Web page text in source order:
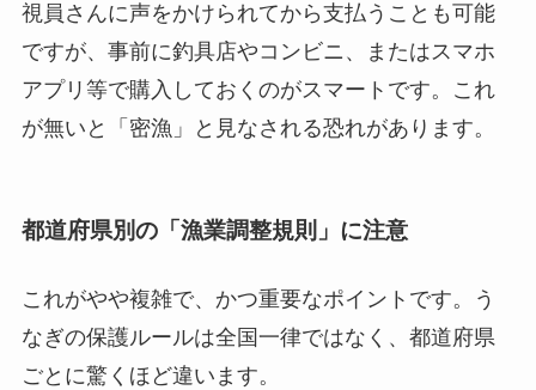
視員さんに声をかけられてから支払うことも可能
ですが、事前に釣具店やコンビニ、またはスマホ
アプリ等で購入しておくのがスマートです。これ
が無いと「密漁」と見なされる恐れがあります。
都道府県別の「漁業調整規則」に注意
これがやや複雑で、かつ重要なポイントです。う
なぎの保護ルールは全国一律ではなく、都道府県
ごとに驚くほど違います。